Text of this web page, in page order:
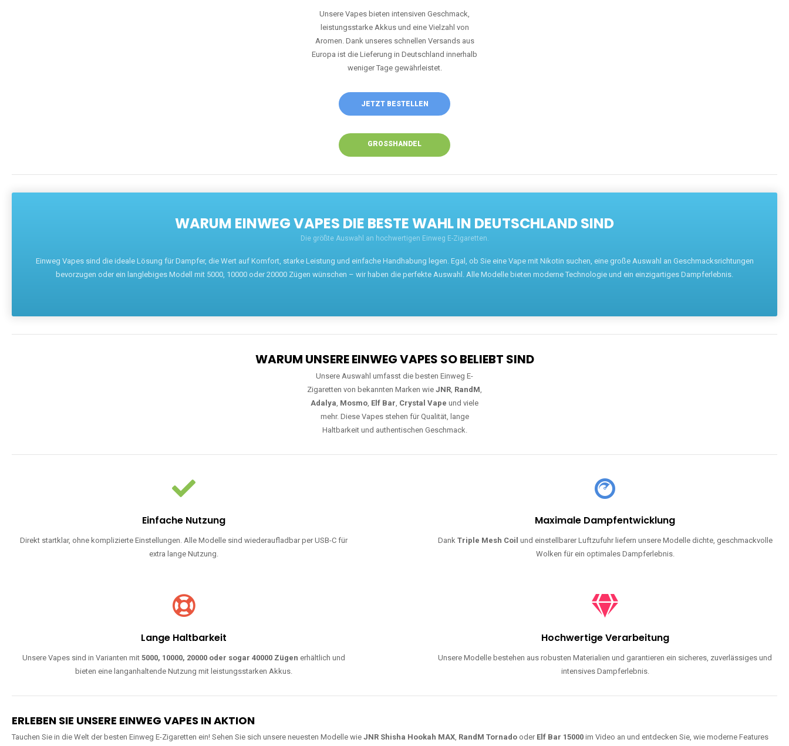
Unsere Vapes bieten intensiven Geschmack,
leistungsstarke Akkus und eine Vielzahl von
Aromen. Dank unseres schnellen Versands aus
Europa ist die Lieferung in Deutschland innerhalb
weniger Tage gewährleistet.
JETZT BESTELLEN
GROSSHANDEL
WARUM EINWEG VAPES DIE BESTE WAHL IN DEUTSCHLAND SIND
Die größte Auswahl an hochwertigen Einweg E-Zigaretten.
Einweg Vapes sind die ideale Lösung für Dampfer, die Wert auf Komfort, starke Leistung und einfache Handhabung legen. Egal, ob Sie eine Vape mit Nikotin suchen, eine große Auswahl an Geschmacksrichtungen
bevorzugen oder ein langlebiges Modell mit 5000, 10000 oder 20000 Zügen wünschen – wir haben die perfekte Auswahl. Alle Modelle bieten moderne Technologie und ein einzigartiges Dampferlebnis.
WARUM UNSERE EINWEG VAPES SO BELIEBT SIND
Unsere Auswahl umfasst die besten Einweg E-
Zigaretten von bekannten Marken wie JNR, RandM,
Adalya, Mosmo, Elf Bar, Crystal Vape und viele
mehr. Diese Vapes stehen für Qualität, lange
Haltbarkeit und authentischen Geschmack.
Einfache Nutzung
Direkt startklar, ohne komplizierte Einstellungen. Alle Modelle sind wiederaufladbar per USB-C für
extra lange Nutzung.
Maximale Dampfentwicklung
Dank Triple Mesh Coil und einstellbarer Luftzufuhr liefern unsere Modelle dichte, geschmackvolle
Wolken für ein optimales Dampferlebnis.
Lange Haltbarkeit
Unsere Vapes sind in Varianten mit5000, 10000, 20000 oder sogar 40000 Zügen erhältlich und
bieten eine langanhaltende Nutzung mit leistungsstarken Akkus.
Hochwertige Verarbeitung
Unsere Modelle bestehen aus robusten Materialien und garantieren ein sicheres, zuverlässiges und
intensives Dampferlebnis.
ERLEBEN SIE UNSERE EINWEG VAPES IN AKTION
Tauchen Sie in die Welt der besten Einweg E-Zigaretten ein! Sehen Sie sich unsere neuesten Modelle wie JNR Shisha Hookah MAX, RandM Tornado oder Elf Bar 15000 im Video an und entdecken Sie, wie moderne Features